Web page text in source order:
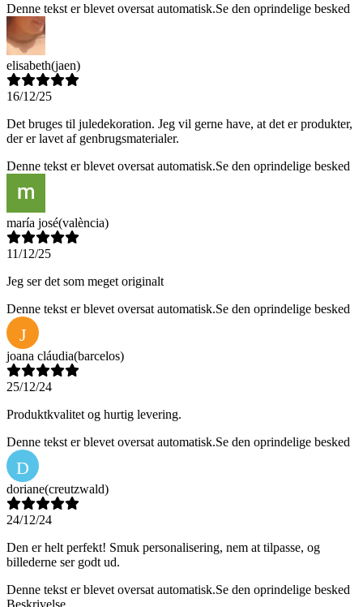
Denne tekst er blevet oversat automatisk.Se den oprindelige besked
elisabeth(jaen)
16/12/25
Det bruges til juledekoration. Jeg vil gerne have, at det er produkter,
der er lavet af genbrugsmaterialer.
Denne tekst er blevet oversat automatisk.Se den oprindelige besked
maría josé(valència)
11/12/25
Jeg ser det som meget originalt
Denne tekst er blevet oversat automatisk.Se den oprindelige besked
J
joana cláudia(barcelos)
25/12/24
Produktkvalitet og hurtig levering.
Denne tekst er blevet oversat automatisk.Se den oprindelige besked
D
doriane(creutzwald)
24/12/24
Den er helt perfekt! Smuk personalisering, nem at tilpasse, og
billederne ser godt ud.
Denne tekst er blevet oversat automatisk.Se den oprindelige besked
Beskrivelse